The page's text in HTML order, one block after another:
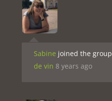
Sabine joined the group
de vin 8 years ago